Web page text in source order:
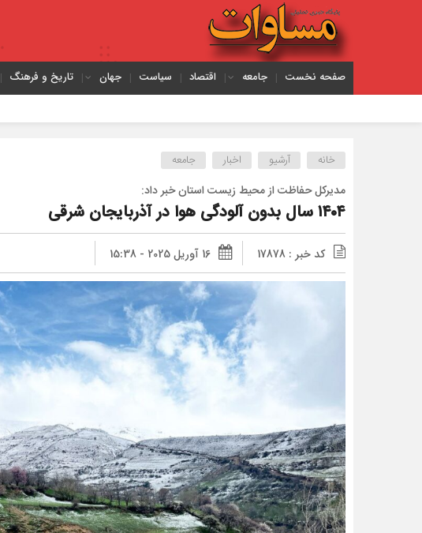
صفحه نخست جامعه اقتصاد سیاست جهان تاریخ و فرهنگ
خانه آرشیو اخبار جامعه
مدیرکل حفاظت از محیط زیست استان خبر داد:
۱۴۰۴ سال بدون آلودگی هوا در آذربایجان شرقی
کد خبر : 17878 16 آوریل 2025 - 15:38